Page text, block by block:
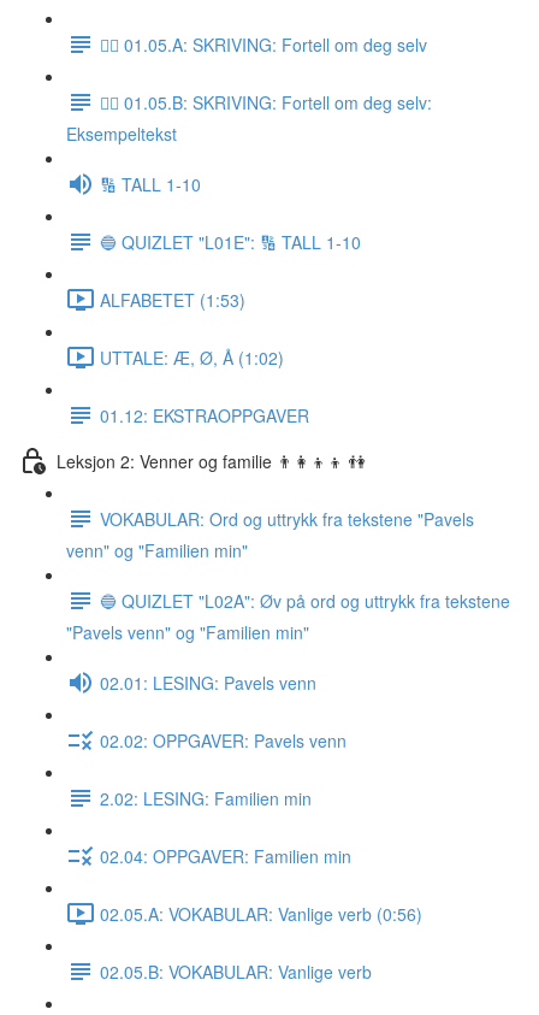
✍🏼 01.05.A: SKRIVING: Fortell om deg selv
✍🏼 01.05.B: SKRIVING: Fortell om deg selv:
Eksempeltekst
🔢 TALL 1-10
🔵 QUIZLET "L01E": 🔢 TALL 1-10
ALFABETET (1:53)
UTTALE: Æ, Ø, Å (1:02)
01.12: EKSTRAOPPGAVER
Leksjon 2: Venner og familie 👨‍👩‍👦‍👦 👫
VOKABULAR: Ord og uttrykk fra tekstene "Pavels
venn" og "Familien min"
🔵 QUIZLET "L02A": Øv på ord og uttrykk fra tekstene
"Pavels venn" og "Familien min"
02.01: LESING: Pavels venn
02.02: OPPGAVER: Pavels venn
2.02: LESING: Familien min
02.04: OPPGAVER: Familien min
02.05.A: VOKABULAR: Vanlige verb (0:56)
02.05.B: VOKABULAR: Vanlige verb